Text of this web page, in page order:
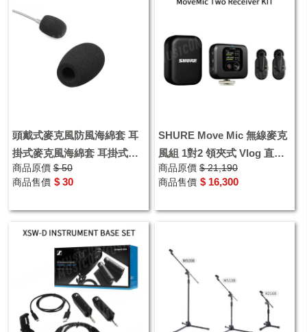
頭戴式麥克風防風海綿套 耳
掛式麥克風海綿套 耳掛式麥
克風海綿罩
商品原價 $ 50
商品售價 $ 30
SHURE Move Mic 無線麥克
風組 1對2 領夾式 Vlog 直播
採訪
商品原價 $ 21,190
商品售價 $ 16,300